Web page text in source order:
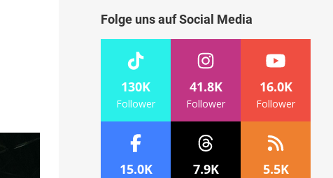
Folge uns auf Social Media
130K
Follower
41.8K
Follower
16.0K
Follower
15.0K 7.9K 5.5K